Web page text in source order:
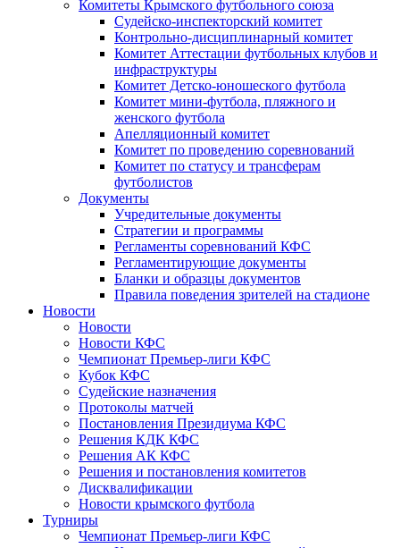
Комитеты Крымского футбольного союза
Судейско-инспекторский комитет
Контрольно-дисциплинарный комитет
Комитет Аттестации футбольных клубов и
инфраструктуры
Комитет Детско-юношеского футбола
Комитет мини-футбола, пляжного и
женского футбола
Апелляционный комитет
Комитет по проведению соревнований
Комитет по статусу и трансферам
футболистов
Документы
Учредительные документы
Стратегии и программы
Регламенты соревнований КФС
Регламентирующие документы
Бланки и образцы документов
Правила поведения зрителей на стадионе
Новости
Новости
Новости КФС
Чемпионат Премьер-лиги КФС
Кубок КФС
Судейские назначения
Протоколы матчей
Постановления Президиума КФС
Решения КДК КФС
Решения АК КФС
Решения и постановления комитетов
Дисквалификации
Новости крымского футбола
Турниры
Чемпионат Премьер-лиги КФС